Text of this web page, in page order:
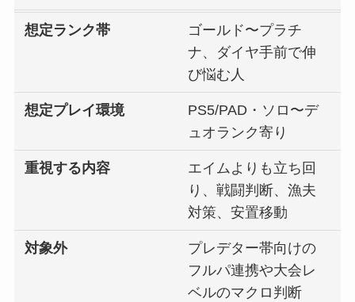
想定ランク帯
ゴールド〜プラチ
ナ、ダイヤ手前で伸
び悩む人
想定プレイ環境
PS5/PAD・ソロ〜デ
ュオランク寄り
重視する内容
エイムよりも立ち回
り、戦闘判断、漁夫
対策、安置移動
対象外
プレデター帯向けの
フルパ連携や大会レ
ベルのマクロ判断